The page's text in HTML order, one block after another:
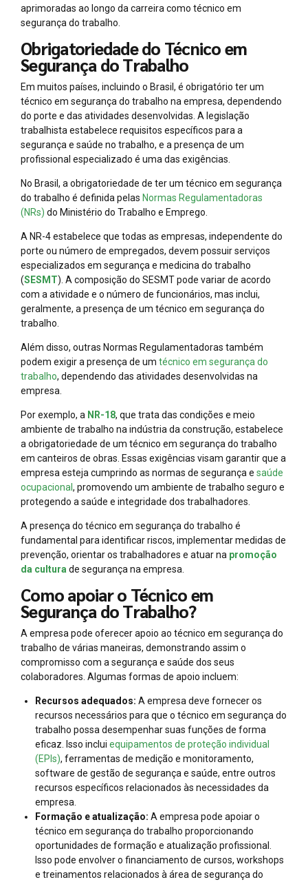
aprimoradas ao longo da carreira como técnico em
segurança do trabalho.
Obrigatoriedade do Técnico em
Segurança do Trabalho
Em muitos países, incluindo o Brasil, é obrigatório ter um
técnico em segurança do trabalho na empresa, dependendo
do porte e das atividades desenvolvidas. A legislação
trabalhista estabelece requisitos específicos para a
segurança e saúde no trabalho, e a presença de um
profissional especializado é uma das exigências.
No Brasil, a obrigatoriedade de ter um técnico em segurança
do trabalho é definida pelas Normas Regulamentadoras
(NRs) do Ministério do Trabalho e Emprego.
A NR-4 estabelece que todas as empresas, independente do
porte ou número de empregados, devem possuir serviços
especializados em segurança e medicina do trabalho
(SESMT). A composição do SESMT pode variar de acordo
com a atividade e o número de funcionários, mas inclui,
geralmente, a presença de um técnico em segurança do
trabalho.
Além disso, outras Normas Regulamentadoras também
podem exigir a presença de um técnico em segurança do
trabalho, dependendo das atividades desenvolvidas na
empresa.
Por exemplo, a NR-18, que trata das condições e meio
ambiente de trabalho na indústria da construção, estabelece
a obrigatoriedade de um técnico em segurança do trabalho
em canteiros de obras. Essas exigências visam garantir que a
empresa esteja cumprindo as normas de segurança e saúde
ocupacional , promovendo um ambiente de trabalho seguro e
protegendo a saúde e integridade dos trabalhadores.
A presença do técnico em segurança do trabalho é
fundamental para identificar riscos, implementar medidas de
prevenção, orientar os trabalhadores e atuar na promoção
da cultura de segurança na empresa.
Como apoiar o Técnico em
Segurança do Trabalho?
A empresa pode oferecer apoio ao técnico em segurança do
trabalho de várias maneiras, demonstrando assim o
compromisso com a segurança e saúde dos seus
colaboradores. Algumas formas de apoio incluem:
Recursos adequados: A empresa deve fornecer os
recursos necessários para que o técnico em segurança do
trabalho possa desempenhar suas funções de forma
eficaz. Isso inclui equipamentos de proteção individual
(EPIs), ferramentas de medição e monitoramento,
software de gestão de segurança e saúde, entre outros
recursos específicos relacionados às necessidades da
empresa.
Formação e atualização: A empresa pode apoiar o
técnico em segurança do trabalho proporcionando
oportunidades de formação e atualização profissional.
Isso pode envolver o financiamento de cursos, workshops
e treinamentos relacionados à área de segurança do